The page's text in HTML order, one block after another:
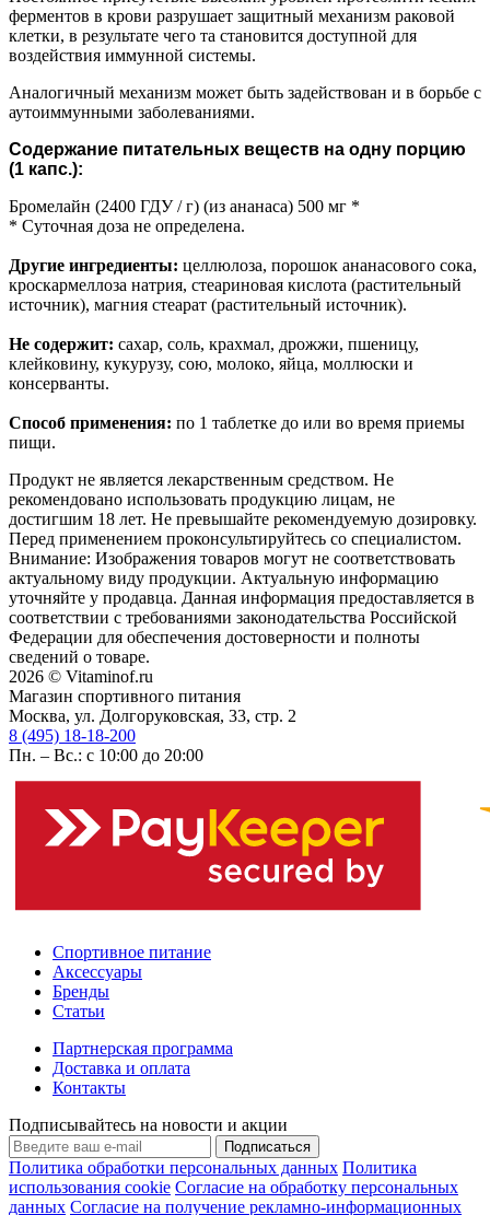
ферментов в крови разрушает защитный механизм раковой
клетки, в результате чего та становится доступной для
воздействия иммунной системы.
Аналогичный механизм может быть задействован и в борьбе с
аутоиммунными заболеваниями.
Содержание питательных веществ на одну порцию
(1 капс.):
Бромелайн (2400 ГДУ / г) (из ананаса) 500 мг *
* Суточная доза не определена.
Другие ингредиенты: целлюлоза, порошок ананасового сока,
кроскармеллоза натрия, стеариновая кислота (растительный
источник), магния стеарат (растительный источник).
Не содержит: сахар, соль, крахмал, дрожжи, пшеницу,
клейковину, кукурузу, сою, молоко, яйца, моллюски и
консерванты.
Способ применения: по 1 таблетке до или во время приемы
пищи.
Продукт не является лекарственным средством. Не
рекомендовано использовать продукцию лицам, не
достигшим 18 лет. Не превышайте рекомендуемую дозировку.
Перед применением проконсультируйтесь со специалистом.
Внимание: Изображения товаров могут не соответствовать
актуальному виду продукции. Актуальную информацию
уточняйте у продавца. Данная информация предоставляется в
соответствии с требованиями законодательства Российской
Федерации для обеспечения достоверности и полноты
сведений о товаре.
2026 © Vitaminof.ru
Магазин спортивного питания
Москва, ул. Долгоруковская, 33, стр. 2
8 (495) 18-18-200
Пн. – Вс.: с 10:00 до 20:00
Спортивное питание
Аксессуары
Бренды
Статьи
Партнерская программа
Доставка и оплата
Контакты
Подписывайтесь на новости и акции
Подписаться
Политика обработки персональных данных Политика
использования cookie Согласие на обработку персональных
данных Согласие на получение рекламно-информационных